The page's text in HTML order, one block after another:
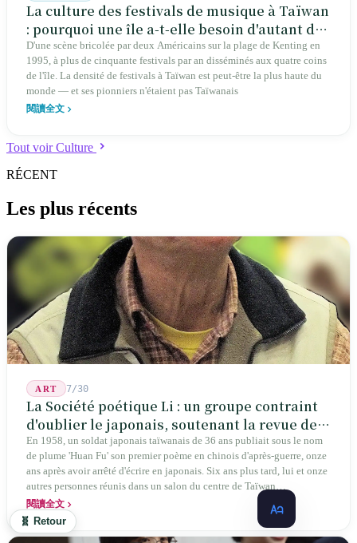
La culture des festivals de musique à Taïwan
: pourquoi une île a-t-elle besoin d'autant de
fêtes en plein air ?
D'une scène bricolée par deux Américains sur la plage de Kenting en
1995, à plus de cinquante festivals par an disséminés aux quatre coins
de l'île. La densité de festivals à Taïwan est peut-être la plus haute du
monde — et ses pionniers n'étaient pas Taïwanais
閱讀全文
Tout voir Culture
RÉCENT
Les plus récents
ART 7/30
La Société poétique Li : un groupe contraint
d'oublier le japonais, soutenant la revue de
poésie chinoise la plus ancienne de Taïwan
En 1958, un soldat japonais taïwanais de 36 ans publiait sous le nom
de plume 'Huan Fu' son premier poème en chinois d'après-guerre, onze
ans après avoir arrêté d'écrire en japonais. Six ans plus tard, lui et onze
autres personnes réunis dans un salon du centre de Taïwan
transformaient cette expérience de mutisme générationnel en une
société poétique nommée 'Li' (le champignon comestible) — 60 ans de
publication ininterrompue, écrivant la poétique locale des marges
閱讀全文
🧬 Retour